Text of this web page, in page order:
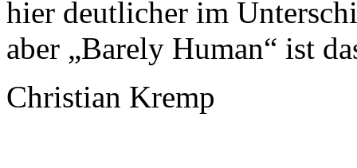
hier deutlicher im
aber „Barely Human“ ist
Christian Kremp